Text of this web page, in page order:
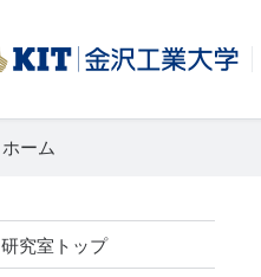
ホーム
研究室トップ